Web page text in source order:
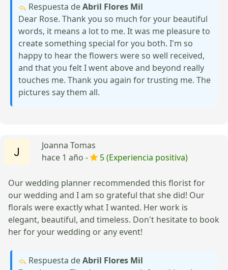
Respuesta deAbril Flores Mil
Dear Rose. Thank you so much for your beautiful
words, it means a lot to me. It was me pleasure to
create something special for you both. I'm so
happy to hear the flowers were so well received,
and that you felt I went above and beyond really
touches me. Thank you again for trusting me. The
pictures say them all.
Joanna Tomas
hace 1 año -
5 (Experiencia positiva)
Our wedding planner recommended this florist for
our wedding and I am so grateful that she did! Our
florals were exactly what I wanted. Her work is
elegant, beautiful, and timeless. Don't hesitate to book
her for your wedding or any event!
Respuesta deAbril Flores Mil